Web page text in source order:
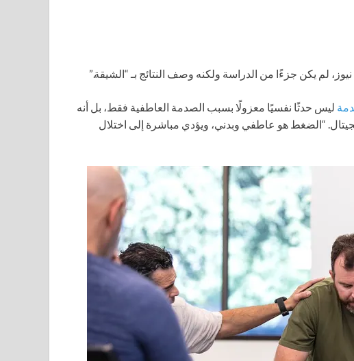
لم يكن جزءًا من الدراسة ولكنه وصف النتائج بـ “الشيقة.”
ليس حدثًا نفسيًا معزولًا بسبب الصدمة العاطفية فقط، بل أنه
“الضغط هو عاطفي وبدني، ويؤدي مباشرة إلى اختلال